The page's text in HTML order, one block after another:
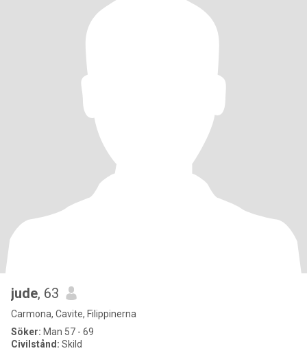
jude, 63
Carmona, Cavite, Filippinerna
Söker: Man 57 - 69
Civilstånd: Skild